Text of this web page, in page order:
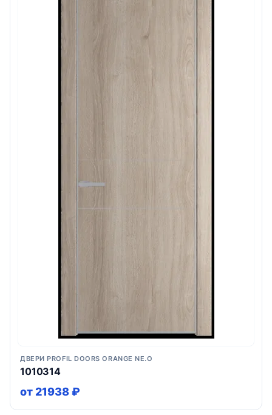
ДВЕРИ PROFIL DOORS ORANGE NE.O
1010314
от 21938 ₽